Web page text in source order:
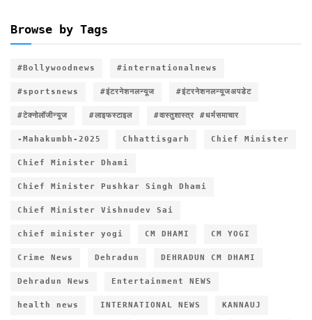
Browse by Tags
#Bollywoodnews #internationalnews
#sportsnews #इंटरनेशनलन्यूज #इंटरनेशनलन्यूजअपडेट
#टेक्नोलॉजीन्यूज #लाइफस्टाइल #वास्तुशास्त्र #धर्मसमाचार
-Mahakumbh-2025 Chhattisgarh Chief Minister
Chief Minister Dhami
Chief Minister Pushkar Singh Dhami
Chief Minister Vishnudev Sai
chief minister yogi CM DHAMI CM YOGI
Crime News Dehradun DEHRADUN CM DHAMI
Dehradun News Entertainment NEWS
health news INTERNATIONAL NEWS KANNAUJ